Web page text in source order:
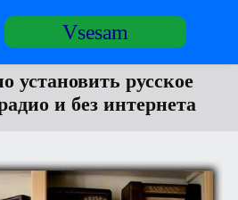
Vsesam
установить русское
и без интернета